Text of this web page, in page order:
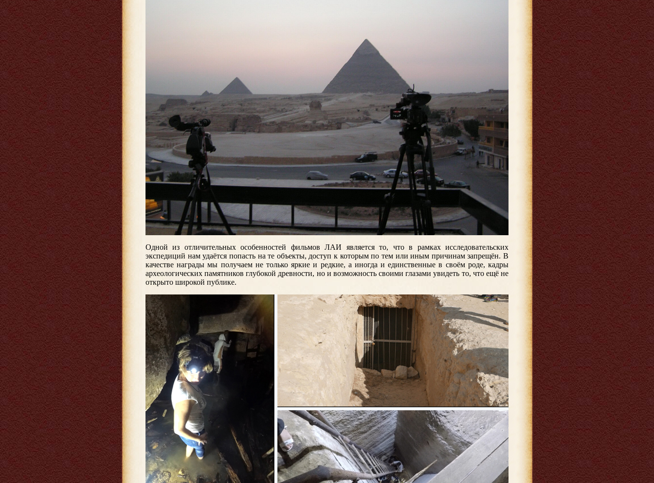
Одной из отличительных особенностей фильмов ЛАИ является то, что в рамках исследовательских
экспедиций нам удаётся попасть на те объекты, доступ к которым по тем или иным причинам запрещён. В
качестве награды мы получаем не только яркие и редкие, а иногда и единственные в своём роде, кадры
археологических памятников глубокой древности, но и возможность своими глазами увидеть то, что ещё не
открыто широкой публике.